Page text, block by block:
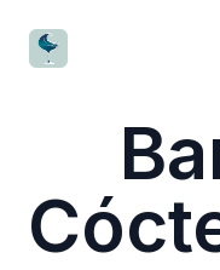
CocktailWave